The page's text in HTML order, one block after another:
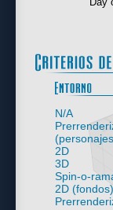
N/A
2D
3D
Spin-o-
2D